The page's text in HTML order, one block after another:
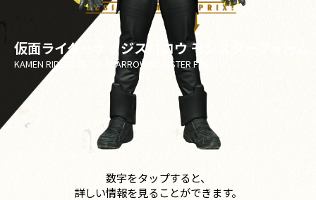
仮面ライダーナッジスパロウ モンスターフォーム
KAMEN RIDER NADGE-SPARROW MONSTER FORM
数字をタップすると、
詳しい情報を見ることができます。